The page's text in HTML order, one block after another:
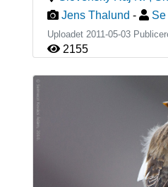
Jens Thalund - Se
Uploadet 2011-05-03
2155